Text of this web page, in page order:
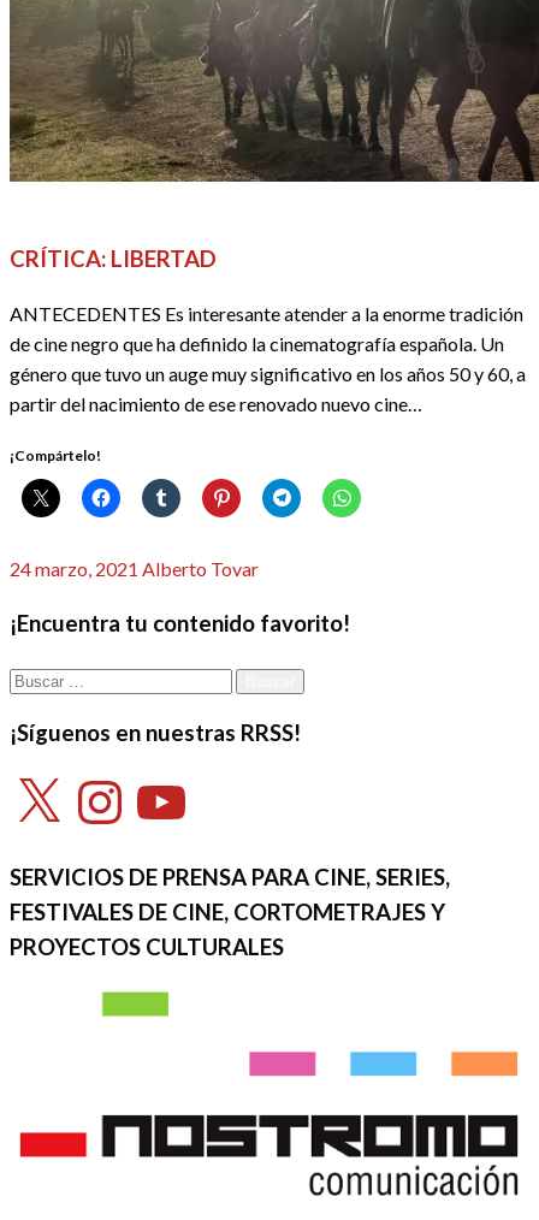
CRÍTICA: LIBERTAD
ANTECEDENTES Es interesante atender a la enorme tradición
de cine negro que ha definido la cinematografía española. Un
género que tuvo un auge muy significativo en los años 50 y 60, a
partir del nacimiento de ese renovado nuevo cine…
¡Compártelo!
Publicado
24 marzo, 2021 Alberto Tovar
¡Encuentra tu contenido favorito!
Buscar:
¡Síguenos en nuestras RRSS!
X InstagramYouTube
SERVICIOS DE PRENSA PARA CINE, SERIES,
FESTIVALES DE CINE, CORTOMETRAJES Y
PROYECTOS CULTURALES